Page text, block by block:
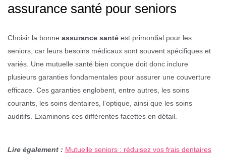
assurance santé pour seniors
Choisir la bonne assurance santé est primordial pour les
seniors, car leurs besoins médicaux sont souvent spécifiques et
variés. Une mutuelle santé bien conçue doit donc inclure
plusieurs garanties fondamentales pour assurer une couverture
efficace. Ces garanties englobent, entre autres, les soins
courants, les soins dentaires, l’optique, ainsi que les soins
auditifs. Examinons ces différentes facettes en détail.
Lire également : Mutuelle seniors : réduisez vos frais dentaires